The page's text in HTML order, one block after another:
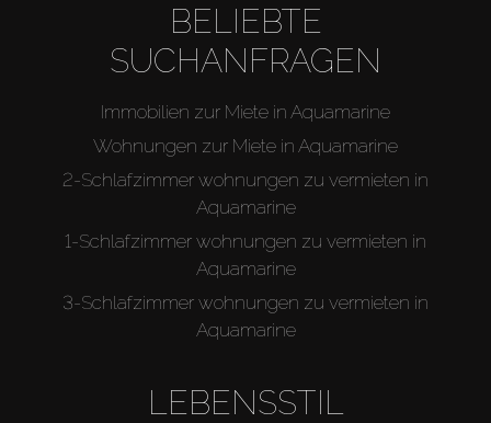
BELIEBTE
SUCHANFRAGEN
Immobilien zur Miete in Aquamarine
Wohnungen zur Miete in Aquamarine
2-Schlafzimmer wohnungen zu vermieten in
Aquamarine
1-Schlafzimmer wohnungen zu vermieten in
Aquamarine
3-Schlafzimmer wohnungen zu vermieten in
Aquamarine
LEBENSSTIL